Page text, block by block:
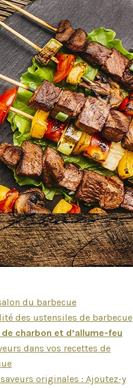
du barbecue
des ustensiles de barbecue
charbon et d’allume-feu
dans vos recettes de
originales : Ajoutez-y